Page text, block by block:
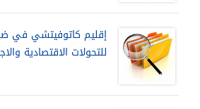
إقليم كاتوفيتشي في
للتحولات الاقتصادية